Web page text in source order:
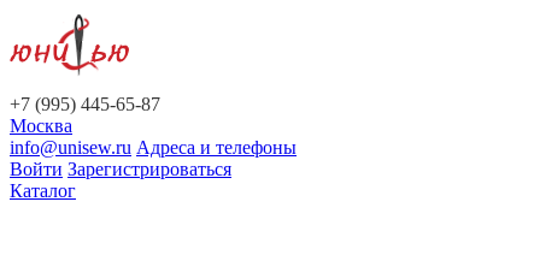
+7 (995) 445-65-87
Москва
info@unisew.ru Адреса и телефоны
Войти Зарегистрироваться
Каталог